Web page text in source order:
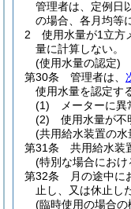
管理者は、定例日
の場合、各月均等
2
使用水量が1立方
量に計算しない。
(使用水量の認定)
第30条
管理者は、
使用水量を認定す
(1)
メーターに異
(2)
使用水量が不
(共用給水装置の水
第31条
共用給水装
(特別な場合におけ
第32条
月の途中に
止し、又は休止し
(臨時使用の場合